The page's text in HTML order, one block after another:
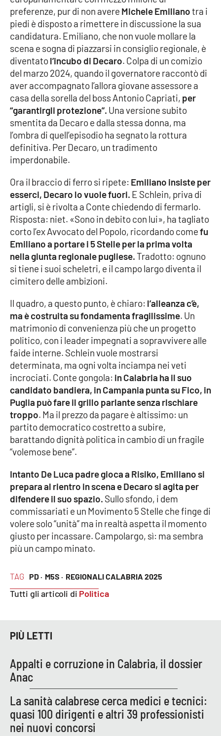
SPECIALI
Buona Sanità Calabria
LA
CALABRIAVISIONE
Destinazioni
Eventi
Food
Storie
LAC
NETWORK
Lacplay.it
Lactv.it
Laconair.it
Lacitymag.it
Lacapitalenews.it
Ilreggino.it
Cosenzachannel.it
Ilvibonese.it
Catanzarochannel.it
Android
Apple
TAG PD · M5S · REGIONALI CALABRIA 2025
Tutti gli articoli di Politica
preferenze, pur di non avere Michele Emilianotra i
piedi è disposto a rimettere in discussione la sua
candidatura. Emiliano, che non vuole mollare la
scena e sogna di piazzarsi in consiglio regionale, è
diventatol’incubo di Decaro. Colpa di un comizio
del marzo 2024, quando il governatore raccontò di
aver accompagnato l’allora giovane assessore a
casa della sorella del boss Antonio Capriati, per
“garantirgli protezione”. Una versione subito
smentita da Decaro e dalla stessa donna, ma
l’ombra di quell’episodio ha segnato la rottura
definitiva. Per Decaro, un tradimento
imperdonabile.
Ora il braccio di ferro si ripete: Emiliano insiste per
esserci, Decaro lo vuole fuori. E Schlein, priva di
artigli, si è rivolta a Conte chiedendo di fermarlo.
Risposta: niet. «Sono in debito con lui», ha tagliato
corto l’ex Avvocato del Popolo, ricordando comefu
Emiliano a portare i 5 Stelle per la prima volta
nella giunta regionale pugliese.Tradotto: ognuno
si tiene i suoi scheletri, e il campo largo diventa il
cimitero delle ambizioni.
Il quadro, a questo punto, è chiaro: l’alleanza c’è,
ma è costruita su fondamenta fragilissime. Un
matrimonio di convenienza più che un progetto
politico, con i leader impegnati a sopravvivere alle
faide interne. Schlein vuole mostrarsi
determinata, ma ogni volta inciampa nei veti
incrociati. Conte gongola: in Calabria ha il suo
candidato bandiera, in Campania punta su Fico, in
Puglia può fare il grillo parlante senza rischiare
troppo. Ma il prezzo da pagare è altissimo: un
partito democratico costretto a subire,
barattando dignità politica in cambio di un fragile
“volemose bene”.
Intanto De Luca padre gioca a Risiko, Emiliano si
prepara al rientro in scena e Decaro si agita per
difendere il suo spazio. Sullo sfondo, i dem
commissariati e un Movimento 5 Stelle che finge di
volere solo “unità” ma in realtà aspetta il momento
giusto per incassare. Campolargo, sì: ma sembra
più un campo minato.
PIÙ LETTI
Appalti e corruzione in Calabria, il dossier
Anac
La sanità calabrese cerca medici e tecnici:
quasi 100 dirigenti e altri 39 professionisti
nei nuovi concorsi